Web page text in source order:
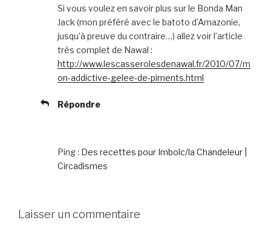
Si vous voulez en savoir plus sur le Bonda Man
Jack (mon préféré avec le batoto d’Amazonie,
jusqu’à preuve du contraire…) allez voir l’article
très complet de Nawal :
http://www.lescasserolesdenawal.fr/2010/07/m
on-addictive-gelee-de-piments.html
Répondre
Ping : Des recettes pour Imbolc/la Chandeleur |
Circadismes
Laisser un commentaire